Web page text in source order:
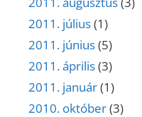
2011. július(1)
2011. június(5)
2011. április(3)
2011. január(1)
2010. október(3)